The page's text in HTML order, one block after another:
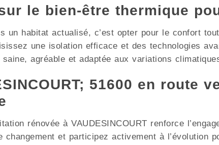
le bien-être thermique
un habitat actualisé, c’est opter pour le confort
une isolation efficace et des technologies
saine, agréable et adaptée aux variations
51600 en route
rénovée à VAUDESINCOURT renforce
changement et participez activement à l’évolution